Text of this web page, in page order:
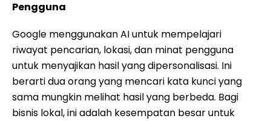
Pengguna
Google menggunakan AI untuk mempelajari
riwayat pencarian, lokasi, dan minat pengguna
untuk menyajikan hasil yang dipersonalisasi. Ini
berarti dua orang yang mencari kata kunci yang
sama mungkin melihat hasil yang berbeda. Bagi
bisnis lokal, ini adalah kesempatan besar untuk